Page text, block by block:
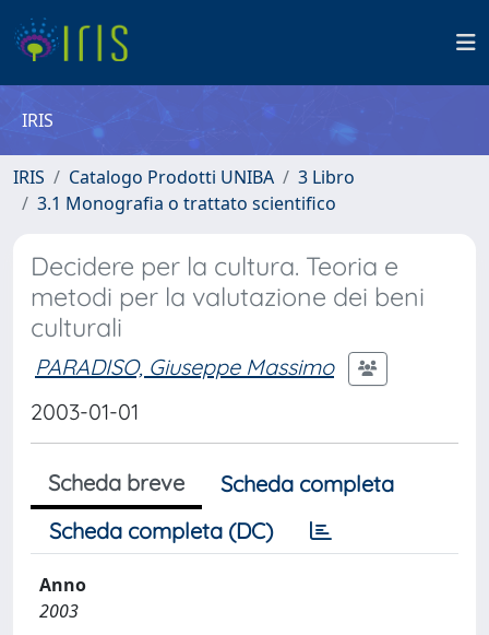
IRIS
IRIS Catalogo Prodotti UNIBA
3 Libro
3.1 Monografia o trattato scientifico
Decidere per la cultura. Teoria e
metodi per la valutazione dei beni
culturali
PARADISO, Giuseppe Massimo
2003-01-01
Scheda breve
Scheda completa
Scheda completa (DC)
Anno
2003